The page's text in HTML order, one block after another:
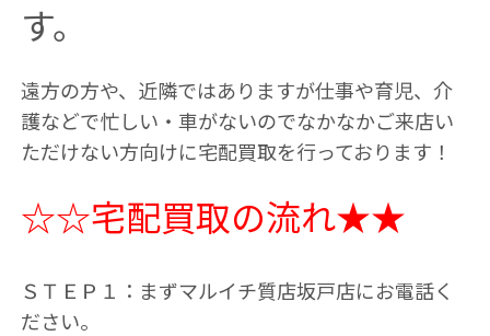
す。
遠方の方や、近隣ではありますが仕事や育児、介
護などで忙しい・車がないのでなかなかご来店い
ただけない方向けに宅配買取を行っております！
☆☆宅配買取の流れ★★
ＳＴＥＰ１：まずマルイチ質店坂戸店にお電話く
ださい。